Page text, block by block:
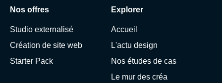
Nos offres
Studio externalisé
Création de site web
Starter Pack
Explorer
Accueil
L'actu design
Nos études de cas
Le mur des créa